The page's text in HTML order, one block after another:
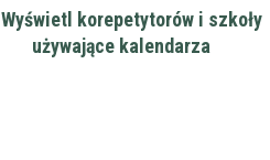
Wyświetl korepetytorów i szkoły
używające kalendarza